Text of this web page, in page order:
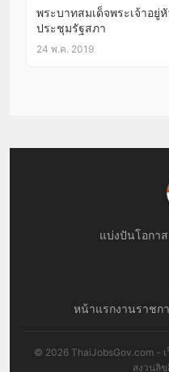
พระบาทสมเด็จพระเจ้าอยู่
ประชุมรัฐสภา
24 พ.ค. 2019
แบ่งปันโอกา
หน้าแรกงานราชก
© 2026 ThaiJobsGov.com - เ
สงวนลิ